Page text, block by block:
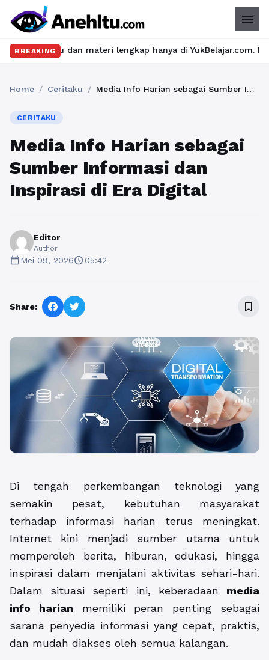
menu
BREAKING
materi lengkap hanya di YukBelajar.com. Mulai langkah
Home / Ceritaku / Media Info Harian sebagai Sumber Informasi dan Inspirasi di Era Digital
CERITAKU
Media Info Harian sebagai
Sumber Informasi dan
Inspirasi di Era Digital
Editor
Author
calendar_todayMei 09, 2026schedule05:42
Share: bookmark_border
Di tengah perkembangan teknologi yang
semakin pesat, kebutuhan masyarakat
terhadap informasi harian terus meningkat.
Internet kini menjadi sumber utama untuk
memperoleh berita, hiburan, edukasi, hingga
inspirasi dalam menjalani aktivitas sehari-hari.
Dalam situasi seperti ini, keberadaan media
info harian memiliki peran penting sebagai
sarana penyedia informasi yang cepat, praktis,
dan mudah diakses oleh semua kalangan.